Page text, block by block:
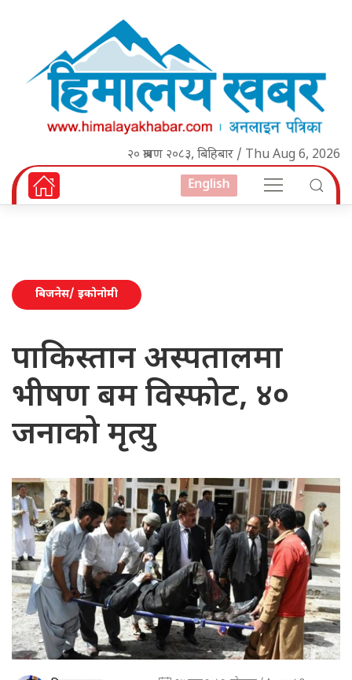
२० श्रावण २०८३, बिहिबार / Thu Aug 6, 2026
English
बिजनेस/ इकोनोमी
पाकिस्तान अस्पतालमा
भीषण बम विस्फोट, ४०
जनाको मृत्यु